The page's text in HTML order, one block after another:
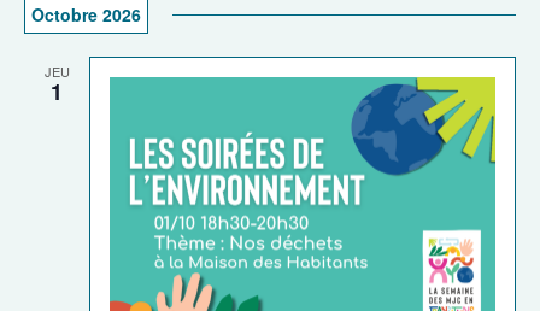
Octobre 2026
JEU
1